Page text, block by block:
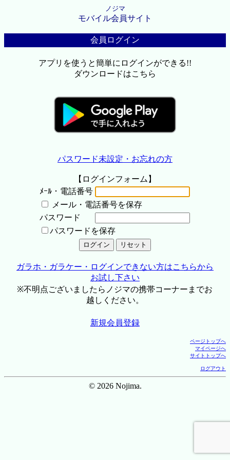
ノジマ
モバイル会員サイト
会員ログイン
アプリを使うと簡単にログインができる!!
ダウンロードはこちら
パスワード未設定・お忘れの方
【ログインフォーム】
ﾒｰﾙ・電話番号
メール・電話番号を保存
パスワード
パスワードを保存
ガラホ・ガラケー・ログインできない方はこちらから
お試し下さい
※不明点ございましたらノジマの携帯コーナーまでお
越しください。
新規会員登録
ページトップへ
マイページへ
サイトトップへ
ログアウト
© 2026 Nojima.